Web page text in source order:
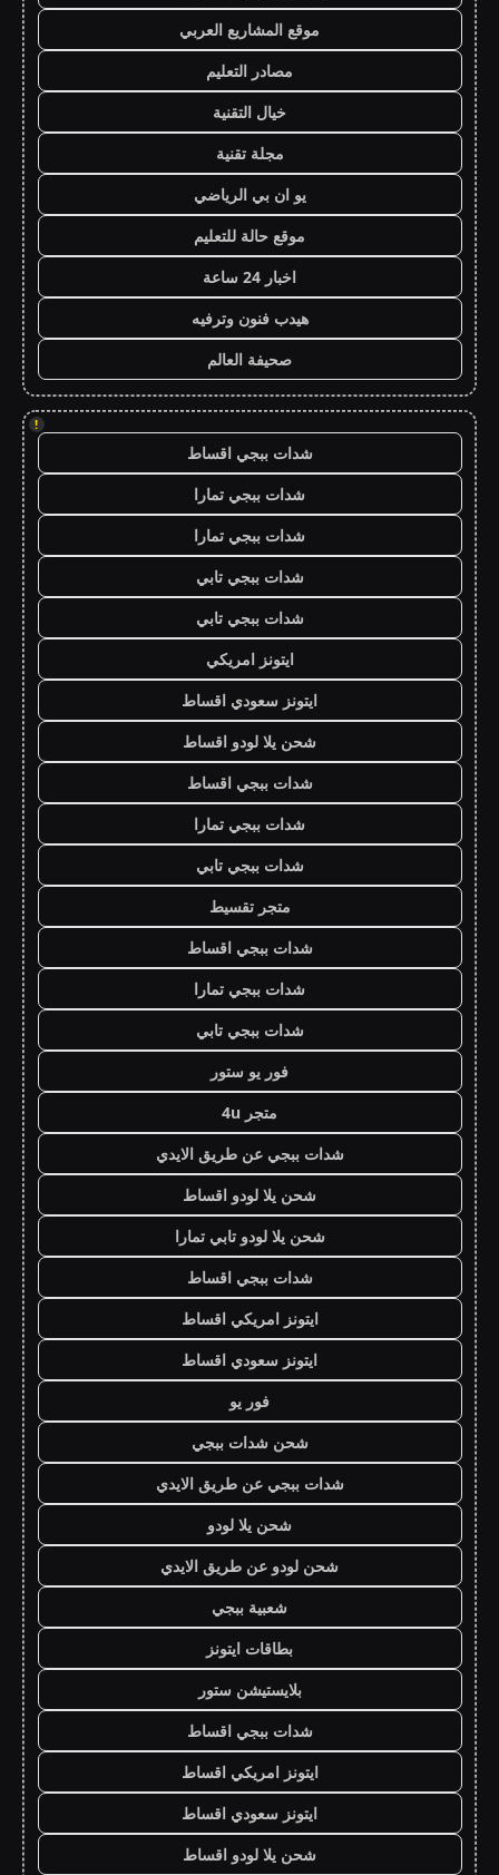
موقع المشاريع العربي
مصادر التعليم
خيال التقنية
مجلة تقنية
يو ان بي الرياضي
موقع حالة للتعليم
اخبار 24 ساعة
هيدب فنون وترفيه
صحيفة العالم
!
شدات ببجي اقساط
شدات ببجي تمارا
شدات ببجي تمارا
شدات ببجي تابي
شدات ببجي تابي
ايتونز امريكي
ايتونز سعودي اقساط
شحن يلا لودو اقساط
شدات ببجي اقساط
شدات ببجي تمارا
شدات ببجي تابي
متجر تقسيط
شدات ببجي اقساط
شدات ببجي تمارا
شدات ببجي تابي
فور يو ستور
متجر 4u
شدات ببجي عن طريق الايدي
شحن يلا لودو اقساط
شحن يلا لودو تابي تمارا
شدات ببجي اقساط
ايتونز امريكي اقساط
ايتونز سعودي اقساط
فور يو
شحن شدات ببجي
شدات ببجي عن طريق الايدي
شحن يلا لودو
شحن لودو عن طريق الايدي
شعبية ببجي
بطاقات ايتونز
بلايستيشن ستور
شدات ببجي اقساط
ايتونز امريكي اقساط
ايتونز سعودي اقساط
شحن يلا لودو اقساط